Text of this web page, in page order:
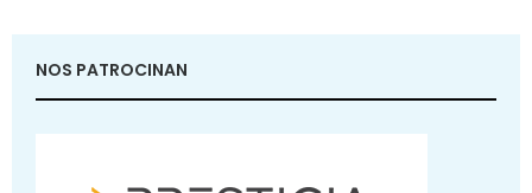
NOS PATROCINAN